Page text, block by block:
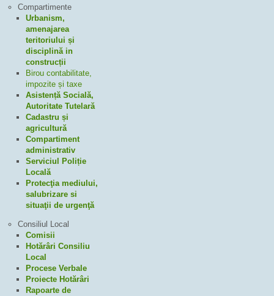
Compartimente
Urbanism,
amenajarea
teritoriului și
disciplină in
construcții
Birou contabilitate,
impozite și taxe
Asistență Socială,
Autoritate Tutelară
Cadastru și
agricultură
Compartiment
administrativ
Serviciul Poliție
Locală
Protecţia mediului,
salubrizare si
situaţii de urgenţă
Consiliul Local
Comisii
Hotărâri Consiliu
Local
Procese Verbale
Proiecte Hotărâri
Rapoarte de